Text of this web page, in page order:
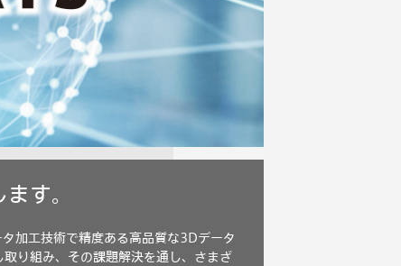
す。
加工技術で精度ある高品質な3Dデータ
り組み、その課題解決を通し、さまざ